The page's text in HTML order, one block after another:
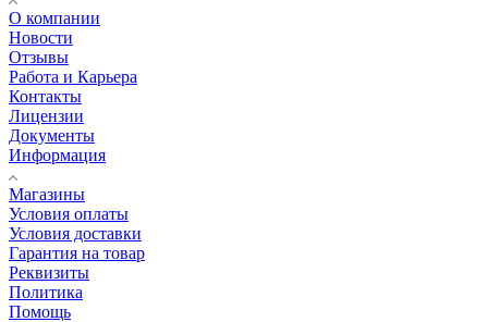
О компании
Новости
Отзывы
Работа и Карьера
Контакты
Лицензии
Документы
Информация
Магазины
Условия оплаты
Условия доставки
Гарантия на товар
Реквизиты
Политика
Помощь